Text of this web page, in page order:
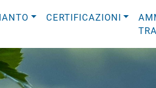
CERTIFICAZIONI